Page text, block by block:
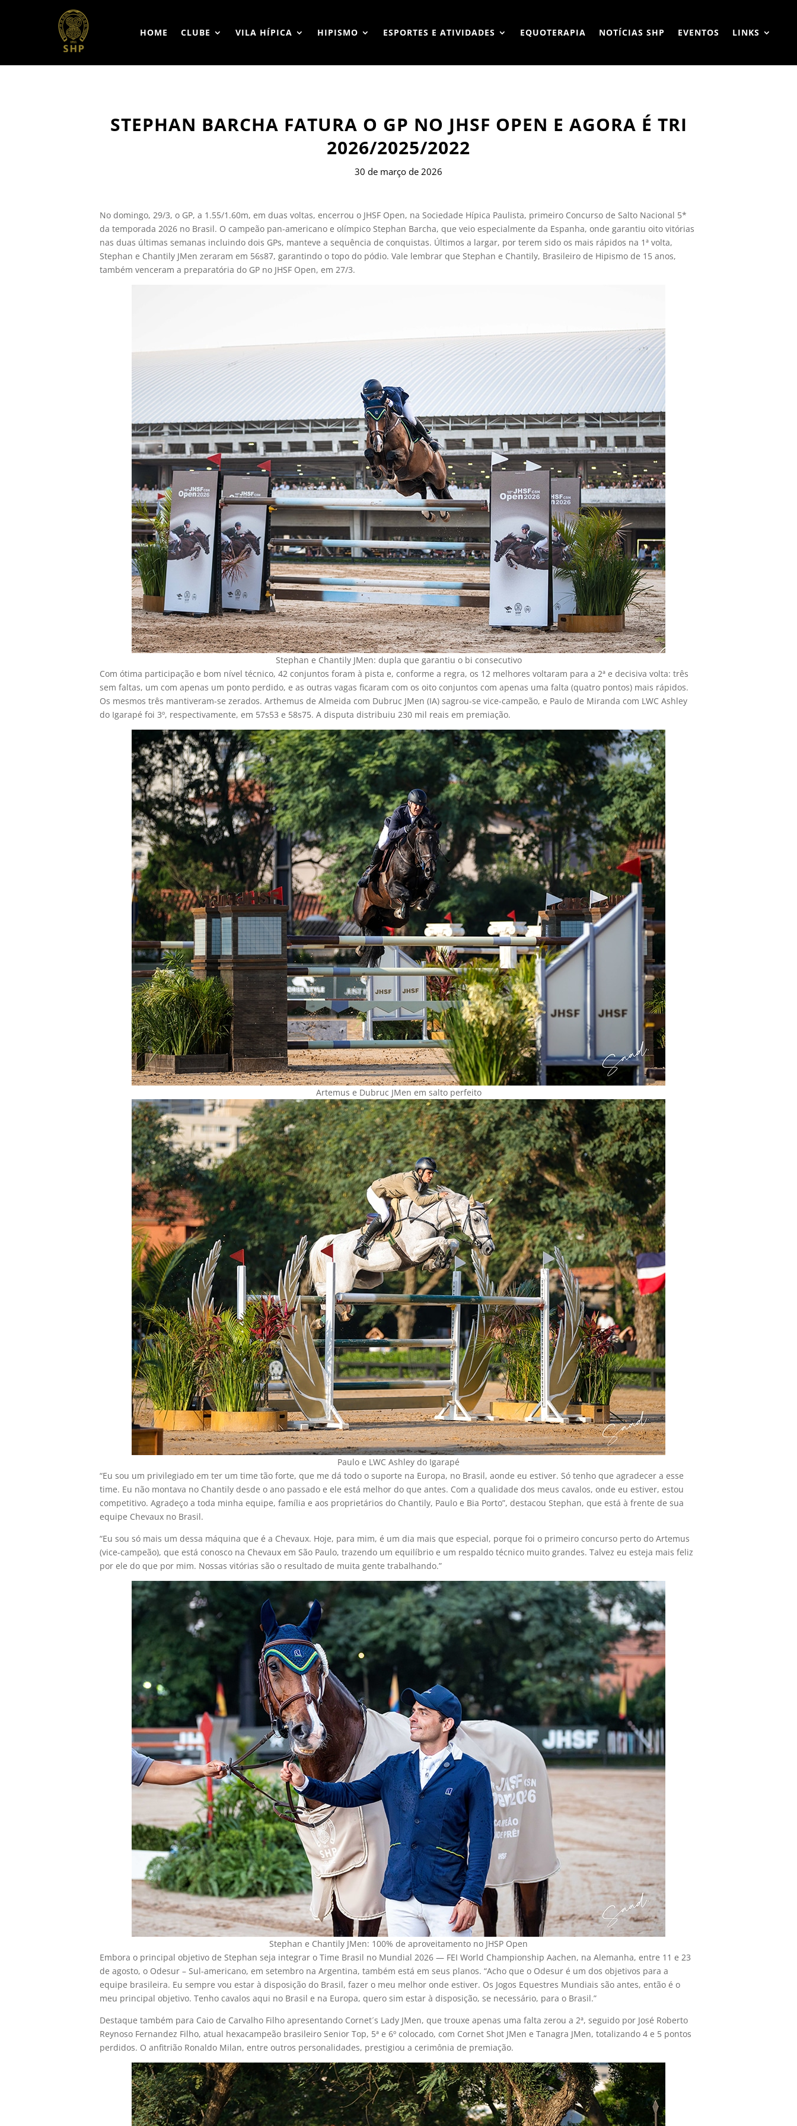
HOME CLUBE VILA HÍPICA HIPISMO ESPORTES E ATIVIDADES EQUOTERAPIA NOTÍCIAS SHP EVENTOS LINKS
STEPHAN BARCHA FATURA O GP NO JHSF OPEN E AGORA É TRI
2026/2025/2022
30 de março de 2026
No domingo, 29/3, o GP, a 1.55/1.60m, em duas voltas, encerrou o JHSF Open, na Sociedade Hípica Paulista, primeiro Concurso de Salto Nacional 5*
da temporada 2026 no Brasil. O campeão pan-americano e olímpico Stephan Barcha, que veio especialmente da Espanha, onde garantiu oito vitórias
nas duas últimas semanas incluindo dois GPs, manteve a sequência de conquistas. Últimos a largar, por terem sido os mais rápidos na 1ª volta,
Stephan e Chantily JMen zeraram em 56s87, garantindo o topo do pódio. Vale lembrar que Stephan e Chantily, Brasileiro de Hipismo de 15 anos,
também venceram a preparatória do GP no JHSF Open, em 27/3.
Stephan e Chantily JMen: dupla que garantiu o bi consecutivo
Com ótima participação e bom nível técnico, 42 conjuntos foram à pista e, conforme a regra, os 12 melhores voltaram para a 2ª e decisiva volta: três
sem faltas, um com apenas um ponto perdido, e as outras vagas ficaram com os oito conjuntos com apenas uma falta (quatro pontos) mais rápidos.
Os mesmos três mantiveram-se zerados. Arthemus de Almeida com Dubruc JMen (IA) sagrou-se vice-campeão, e Paulo de Miranda com LWC Ashley
do Igarapé foi 3º, respectivamente, em 57s53 e 58s75. A disputa distribuiu 230 mil reais em premiação.
Artemus e Dubruc JMen em salto perfeito
Paulo e LWC Ashley do Igarapé
“Eu sou um privilegiado em ter um time tão forte, que me dá todo o suporte na Europa, no Brasil, aonde eu estiver. Só tenho que agradecer a esse
time. Eu não montava no Chantily desde o ano passado e ele está melhor do que antes. Com a qualidade dos meus cavalos, onde eu estiver, estou
competitivo. Agradeço a toda minha equipe, família e aos proprietários do Chantily, Paulo e Bia Porto”, destacou Stephan, que está à frente de sua
equipe Chevaux no Brasil.
“Eu sou só mais um dessa máquina que é a Chevaux. Hoje, para mim, é um dia mais que especial, porque foi o primeiro concurso perto do Artemus
(vice-campeão), que está conosco na Chevaux em São Paulo, trazendo um equilíbrio e um respaldo técnico muito grandes. Talvez eu esteja mais feliz
por ele do que por mim. Nossas vitórias são o resultado de muita gente trabalhando.”
Stephan e Chantily JMen: 100% de aproveitamento no JHSP Open
Embora o principal objetivo de Stephan seja integrar o Time Brasil no Mundial 2026 — FEI World Championship Aachen, na Alemanha, entre 11 e 23
de agosto, o Odesur – Sul-americano, em setembro na Argentina, também está em seus planos. “Acho que o Odesur é um dos objetivos para a
equipe brasileira. Eu sempre vou estar à disposição do Brasil, fazer o meu melhor onde estiver. Os Jogos Equestres Mundiais são antes, então é o
meu principal objetivo. Tenho cavalos aqui no Brasil e na Europa, quero sim estar à disposição, se necessário, para o Brasil.”
Destaque também para Caio de Carvalho Filho apresentando Cornet´s Lady JMen, que trouxe apenas uma falta zerou a 2ª, seguido por José Roberto
Reynoso Fernandez Filho, atual hexacampeão brasileiro Senior Top, 5ª e 6º colocado, com Cornet Shot JMen e Tanagra JMen, totalizando 4 e 5 pontos
perdidos. O anfitrião Ronaldo Milan, entre outros personalidades, prestigiou a cerimônia de premiação.